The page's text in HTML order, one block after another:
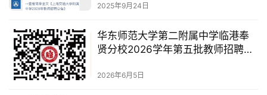
2025年9月24日
华东师范大学第二附属中学临港奉
贤分校2026学年第五批教师招聘公
2026年6月5日